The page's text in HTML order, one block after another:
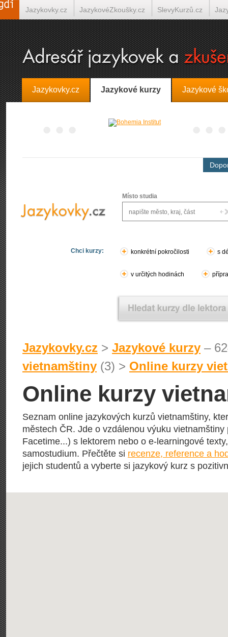
Jazykovky.cz Jazykové kurzy Jazykové
Místo studia
Chci kurzy: konkrétní pokročilosti s
v určitých hodinách
Jazykovky.cz > Jazykové kurzy –
vietnamštiny (3) > Online kurzy
Online kurzy
Seznam online jazykových kurzů vietnamštiny,
městech ČR. Jde o vzdálenou výuku
Facetime...) s lektorem nebo o e-learningové
samostudium. Přečtěte si recenze, reference a
jejich studentů a vyberte si jazykový kurz s
Jazykovky.cz JazykovéZkoušky.cz SlevyKurzů.cz
Španělština on-line Italština on-line Tlumočení-